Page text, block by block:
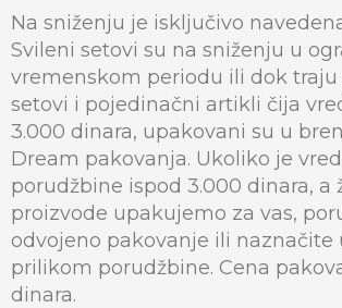
Na sniženju je isključivo
Svileni setovi su na sniženju u
vremenskom periodu ili dok traju
setovi i pojedinačni artikli čija
3.000 dinara, upakovani su u
Dream pakovanja. Ukoliko je
porudžbine ispod 3.000 dinara, a
proizvode upakujemo za vas,
odvojeno pakovanje ili naznačite
prilikom porudžbine. Cena
dinara.